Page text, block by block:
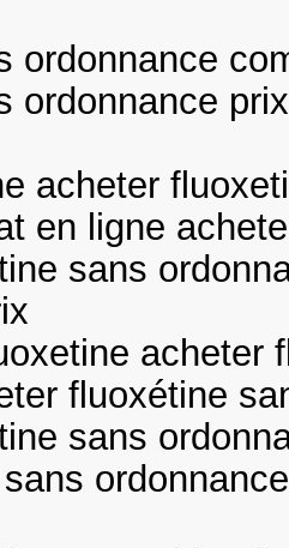
ordonnance
ordonnance
acheter
en ligne
sans
acheter
fluoxétine
sans